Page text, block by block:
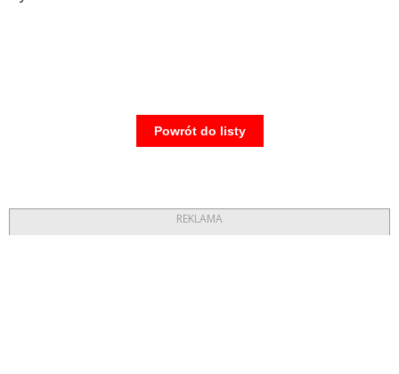
Powrót do listy
REKLAMA